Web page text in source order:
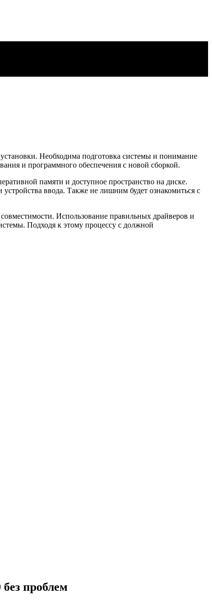
Необходима подготовка системы и понимание
и программного обеспечения с новой сборкой.
памяти и доступное пространство на диске.
ввода. Также не лишним будет ознакомиться с
Использование правильных драйверов и
Подходя к этому процессу с должной
проблем